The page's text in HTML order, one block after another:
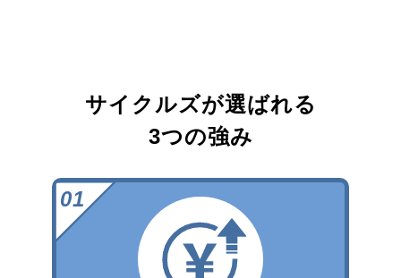
サイクルズが選ばれる
3つの強み